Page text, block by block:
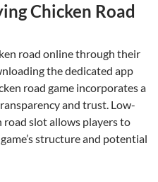
Chicken Road
road online through their
the dedicated app
road game incorporates a
and trust. Low-
slot allows players to
structure and potential